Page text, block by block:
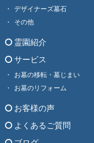
デザイナーズ墓石
その他
霊園紹介
サービス
お墓の移転・墓じまい
お墓のリフォーム
お客様の声
よくあるご質問